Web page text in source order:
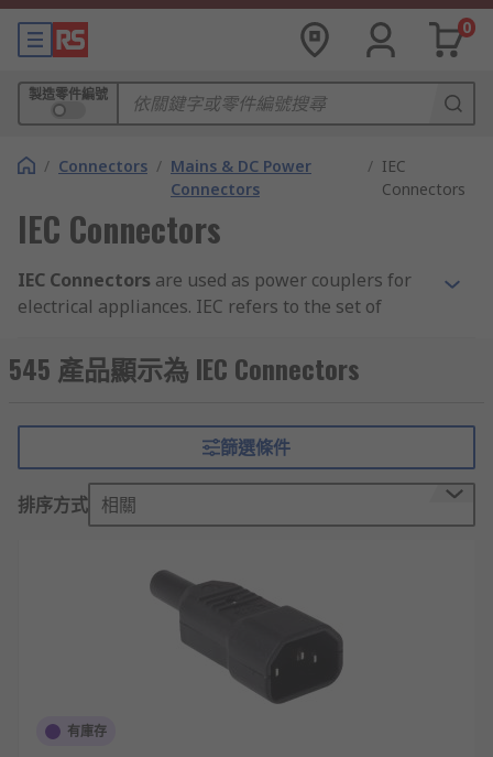
0
製造零件編號
/ Connectors / Mains & DC Power
Connectors
/ IEC
Connectors
IEC Connectors
IEC Connectors are used as power couplers for
electrical appliances. IEC refers to the set of
Commission, ensuring that the power cords for
appliances conform to a standardized set of
a 250 V ac voltage or 16 A rated current.For
everything to domestic kitchen equipment to
computer hardware in office environments, the
IEC connector is available in different sizes and
and earthing requirements of different
C1/C2- Used for small electrical appliances
such as electric trimmers or shavers.
545 產品顯示為 IEC Connectors
篩選條件
排序方式 相關
有庫存